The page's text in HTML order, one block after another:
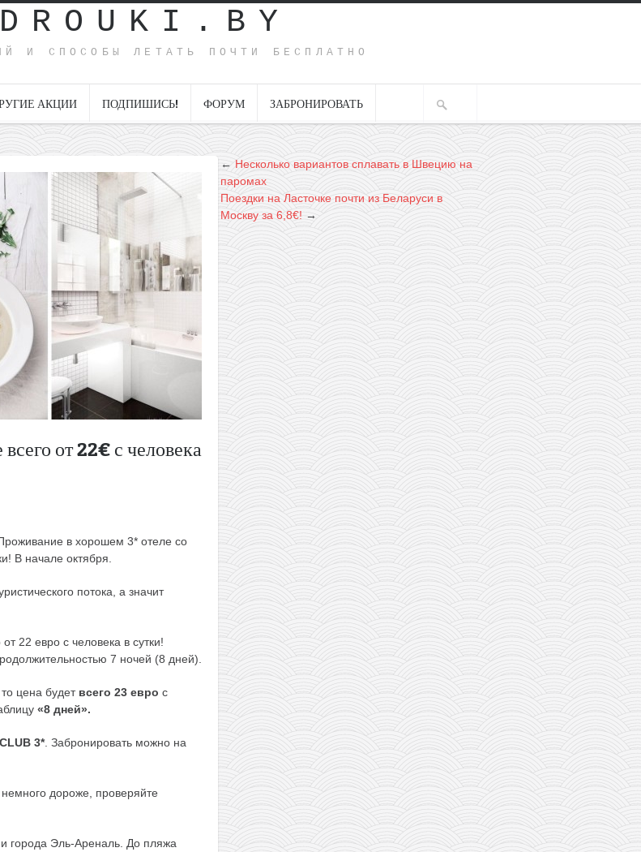
И СПОСОБЫ ЛЕТАТЬ ПОЧТИ БЕСПЛАТНО
АКЦИИ ПОДПИШИСЬ! ФОРУМ ЗАБРОНИРОВАТЬ
от 22€ с человека
в хорошем 3* отеле со
В начале октября.
потока, а значит
22 евро с человека в сутки!
7 ночей (8 дней).
цена будет всего 23 евро с
«8 дней».
3*. Забронировать можно на
дороже, проверяйте
города Эль-Ареналь. До пляжа
←Несколько вариантов сплавать в Швецию на
паромах
Поездки на Ласточке почти из Беларуси в
Москву за 6,8€! →